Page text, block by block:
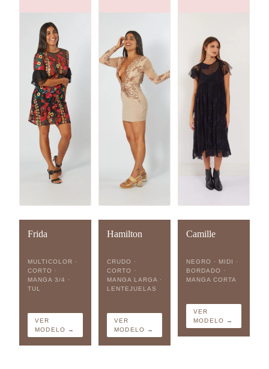
Frida
MULTICOLOR ·
CORTO ·
MANGA 3/4 ·
TUL
VER
MODELO →
Hamilton
CRUDO ·
CORTO ·
MANGA LARGA ·
LENTEJUELAS
VER
MODELO →
Camille
NEGRO · MIDI ·
BORDADO ·
MANGA CORTA
VER
MODELO →